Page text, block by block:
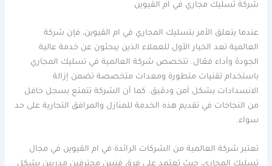
شركة تسليك مجاري في ام القيوين
عندما يتعلق الأمر بتسليك المجاري في ام القيوين، فإن شركة
العالمية تعد الخيار الأول للعملاء الذين يبحثون عن خدمة عالية
الجودة وأداء فعّال. تتخصص شركة العالمية في تسليك المجاري
باستخدام تقنيات متطورة ومعدات متخصصة تضمن إزالة
الانسدادات بشكل آمن ودقيق. كما أن الشركة تتمتع بسجل حافل
من النجاحات في تقديم هذه الخدمة للمنازل والمرافق التجارية على حد
سواء.
تعتبر شركة العالمية من الشركات الرائدة في ام القيوين في مجال
تسليك المجاري، حيث تعتمد على فرق فنيين محترفين مدربين بشكل